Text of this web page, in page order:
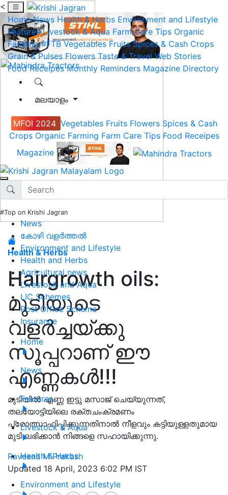
<
Home News Health & Herbs Environment and Lifestyle
Features Livestock & Aqua Farm Care Tips Organic
Farming #FTB Vegetables Fruits Spices & Cash Crops
Grain & Pulses Flowers Taste & Travel Web Stories
Food Receipes Monthly Reminders Magazine Directory
മലയാളം
MFOI 2024 Vegetables Fruits Flowers Spices & Cash
Crops Organic Farming Farm Care Tips Food Receipes
Magazine
#Top on Krishi Jagran
News
കോഴി വളർത്തൽ
Environment and Lifestyle
Health and Herbs
Agricultural news
Livestock and Aqua
LIC Schemes
Post Office Scheme
Insurance
Home
News
Features
Livestock & Aqua
Health & Herbs
Environment and Lifestyle
Health & Herbs
Hairgrowth oils:
മുടിയുടെ
വളർച്ചയ്ക്കു
സൂപ്പറാണ് ഈ
എണ്ണകൾ!!!
മുടിയിൽ എണ്ണ ഇട്ടു മസാജ് ചെയ്യുന്നത്,
തലയോട്ടിയിലെ രക്തചംക്രമണം
പ്രോത്സാഹിപ്പിക്കുന്നതിനാൽ നീളവും കട്ടിയുള്ളതുമായ
മുടി ലഭിക്കാൻ നിങ്ങളെ സഹായിക്കുന്നു.
Raveena M Prakash
Updated 18 April, 2023 6:02 PM IST